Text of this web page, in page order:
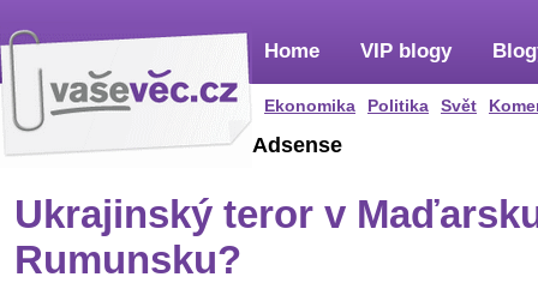
Home
Ekonomika Politika Svět
VIP blogy
Adsense
Ukrajinský teror v
Rumunsku?